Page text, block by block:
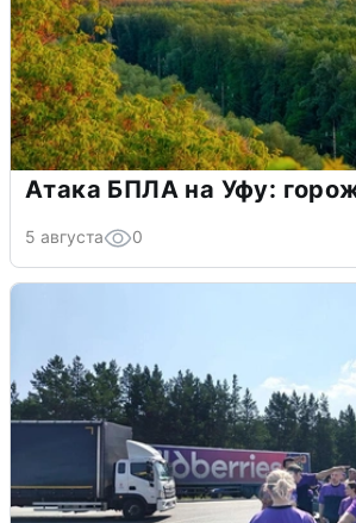
Атака БПЛА на Уфу:
5 августа 0